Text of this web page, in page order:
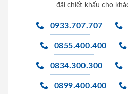
đãi chiết khấu cho
0933.707.707
0855.400.400
0834.300.300
0899.400.400